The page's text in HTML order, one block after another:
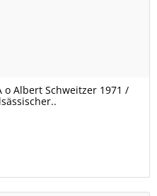
Albert Schweitzer 1971 /